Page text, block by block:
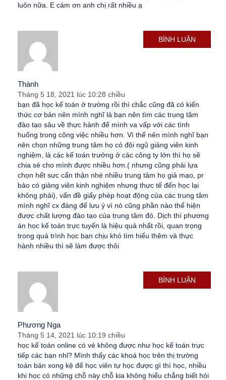
luôn nữa. E cám ơn anh chị rất nhiều ạ
Thành
Tháng 5 18, 2021 lúc 10:28 chiều
bạn đã học kế toán ở trường rồi thì chắc cũng đã có kiến
thức cơ bản nên mình nghĩ là bạn nên tìm các trung tâm
đào tạo sâu về thực hành để mình va vấp với các tình
huống trong công việc nhiều hơn. Vì thế nên mình nghĩ bạn
nên chọn những trung tâm họ có đội ngũ giảng viên kinh
nghiệm, là các kế toán trưởng ở các công ty lớn thì họ sẽ
chia sẻ cho mình được nhiều hơn.( nhưng cũng phải lựa
chọn hết sưc cẩn thận nhé nhiều trung tâm họ giả mạo, pr
bảo có giảng viên kinh nghiệm nhưng thực tế đến học lại
không phải), vấn đề giấy phép hoạt động của các trung tâm
mình nghĩ cx đáng để lưu ý vì nó cũng phần nào thể hiện
được chất lượng đào tạo của trung tâm đó. Dịch thì phương
án học kế toán trực tuyến là hiệu quả nhất rồi, quan trọng
trong quá trình học bạn chịu khó tìm hiểu thêm và thực
hành nhiều thì sẽ làm được thôi
BÌNH LUẬN
Phương Nga
Tháng 5 14, 2021 lúc 10:19 chiều
học kế toán online có vẻ không được như học kế toán trực
tiếp các bạn nhỉ? Mình thấy các khoá học trên thị trường
toàn bán xong kệ để học viên tự học được gì thì học, nhiều
khi học có những chỗ này chỗ kia không hiểu chẳng biết hỏi
BÌNH LUẬN